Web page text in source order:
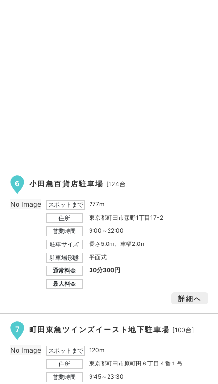
6 小田急百貨店駐車場 [124台]
スポットまで
277m
住所
東京都町田市森野1丁目17-2
営業時間
9:00～22:00
駐車サイズ
長さ5.0m、車幅2.0m
駐車場形態
平面式
通常料金
30分300円
最大料金
詳細へ
No Image
7 町田東急ツインズイースト地下駐車場 [100台]
スポットまで
120m
住所
東京都町田市原町田６丁目４番１号
営業時間
9:45～23:30
No Image